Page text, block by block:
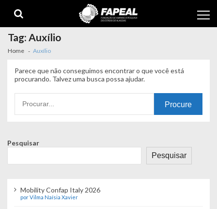
navigation
content
Tag:Auxílio
Home Auxílio
Parece que não conseguimos encontrar o que você está
procurando. Talvez uma busca possa ajudar.
por:
Pesquisar
Pesquisar
Mobility Confap Italy 2026
por Vilma Naísia Xavier